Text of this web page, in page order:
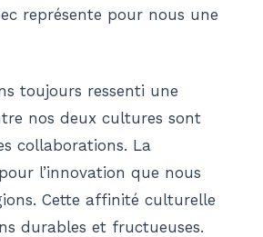
représente pour nous une
toujours ressenti une
nos deux cultures sont
collaborations. La
l’innovation que nous
Cette affinité culturelle
durables et fructueuses.